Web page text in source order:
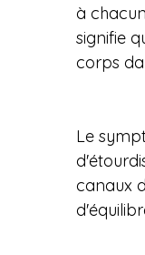
à
signifie
corps
Le
canaux